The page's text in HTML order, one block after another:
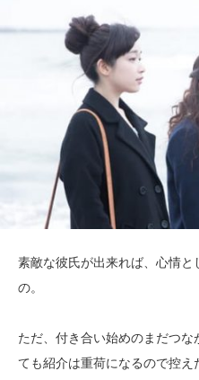
素敵な彼氏が出来れば、心情
の。
ただ、付き合い始めのまだつ
ても紹介は重荷になるので控